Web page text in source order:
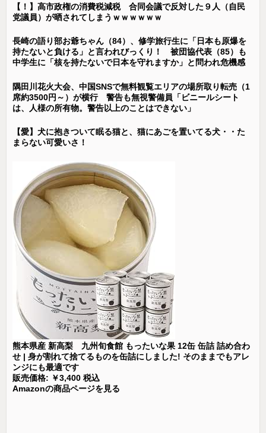
【！】高市政権の消費税減税 合同会議で反対した９人（自民
党議員）が晒されてしまうｗｗｗｗｗｗ
長崎の語り部お爺ちゃん（84）、修学旅行生に「日本も原爆を
持たないと負ける」と言われびっくり！ 被団協代表（85）も
中学生に「核を持たないで日本を守れますか」と問われ危機感
隅田川花火大会、中国SNSで無料観覧エリアの場所取り転売（1
席約3500円～）が横行 警告も無視警備員「ビニールシート
は、人様の所有物。警告以上のことはできない」
【愛】犬に抱きついて眠る猫と、猫にあごを置いてる犬・・た
まらない可愛いさ！
熊本県産 新高梨 九州旬食館 もったいな果 12缶 缶詰 詰め合わ
せ | 身が割れて捨てるものを缶詰にしました! そのままでもアレ
ンジにも最適です
販売価格: ￥3,400 税込
Amazonの商品ページを見る